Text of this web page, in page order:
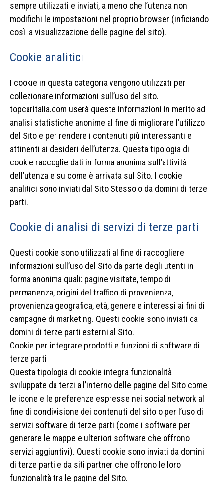
sempre utilizzati e inviati, a meno che l’utenza non
modifichi le impostazioni nel proprio browser (inficiando
così la visualizzazione delle pagine del sito).
Cookie analitici
I cookie in questa categoria vengono utilizzati per
collezionare informazioni sull’uso del sito.
topcaritalia.com userà queste informazioni in merito ad
analisi statistiche anonime al fine di migliorare l’utilizzo
del Sito e per rendere i contenuti più interessanti e
attinenti ai desideri dell’utenza. Questa tipologia di
cookie raccoglie dati in forma anonima sull’attività
dell’utenza e su come è arrivata sul Sito. I cookie
analitici sono inviati dal Sito Stesso o da domini di terze
parti.
Cookie di analisi di servizi di terze parti
Questi cookie sono utilizzati al fine di raccogliere
informazioni sull’uso del Sito da parte degli utenti in
forma anonima quali: pagine visitate, tempo di
permanenza, origini del traffico di provenienza,
provenienza geografica, età, genere e interessi ai fini di
campagne di marketing. Questi cookie sono inviati da
domini di terze parti esterni al Sito.
Cookie per integrare prodotti e funzioni di software di
terze parti
Questa tipologia di cookie integra funzionalità
sviluppate da terzi all’interno delle pagine del Sito come
le icone e le preferenze espresse nei social network al
fine di condivisione dei contenuti del sito o per l’uso di
servizi software di terze parti (come i software per
generare le mappe e ulteriori software che offrono
servizi aggiuntivi). Questi cookie sono inviati da domini
di terze parti e da siti partner che offrono le loro
funzionalità tra le pagine del Sito.